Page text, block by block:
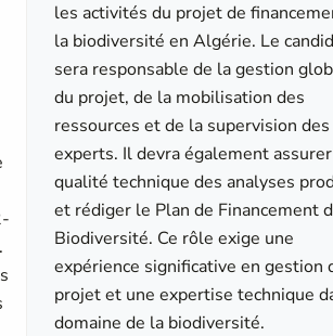
les activités du projet de
la biodiversité en Algérie. Le
sera responsable de la gestion
du projet, de la mobilisation des
ressources et de la supervision des
experts. Il devra également
qualité technique des analyses
et rédiger le Plan de Financement
Biodiversité. Ce rôle exige une
expérience significative en gestion
projet et une expertise technique
domaine de la biodiversité.